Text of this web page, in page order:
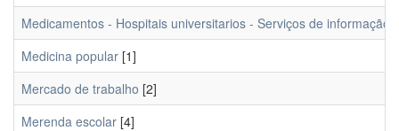
Medicamentos - Hospitais universitarios - Serviços de informação
Medicina popular [1]
Mercado de trabalho [2]
Merenda escolar [4]